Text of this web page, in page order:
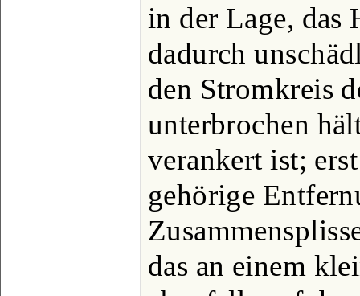
in der Lage, das
dadurch
den Stromkreis
unterbrochen
verankert ist;
gehörige
das an einem